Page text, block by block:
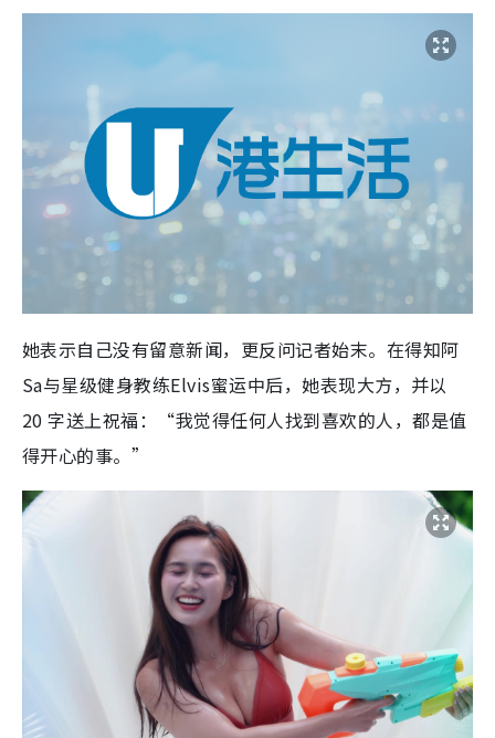
她表示自己没有留意新闻，更反问记者始末。在得知阿
Sa与星级健身教练Elvis蜜运中后，她表现大方，并以
20 字送上祝福：“我觉得任何人找到喜欢的人，都是值
得开心的事。”